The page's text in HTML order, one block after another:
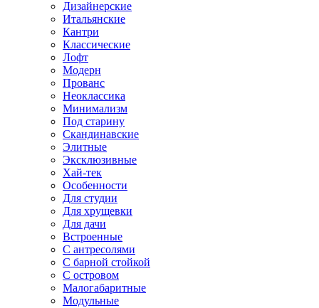
Дизайнерские
Итальянские
Кантри
Классические
Лофт
Модерн
Прованс
Неоклассика
Минимализм
Под старину
Скандинавские
Элитные
Эксклюзивные
Хай-тек
Особенности
Для студии
Для хрущевки
Для дачи
Встроенные
С антресолями
С барной стойкой
С островом
Малогабаритные
Модульные